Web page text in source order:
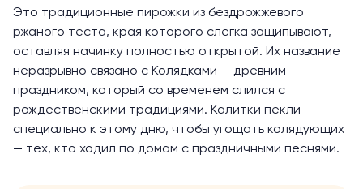
Это традиционные пирожки из бездрожжевого
ржаного теста, края которого слегка защипывают,
оставляя начинку полностью открытой. Их название
неразрывно связано с Колядками — древним
праздником, который со временем слился с
рождественскими традициями. Калитки пекли
специально к этому дню, чтобы угощать колядующих
— тех, кто ходил по домам с праздничными песнями.